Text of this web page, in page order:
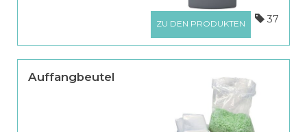
ZU DEN PRODUKTEN 37
Auffangbeutel